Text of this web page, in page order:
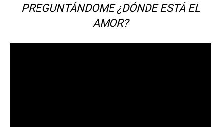
PREGUNTÁNDOME ¿DÓNDE ESTÁ EL
AMOR?